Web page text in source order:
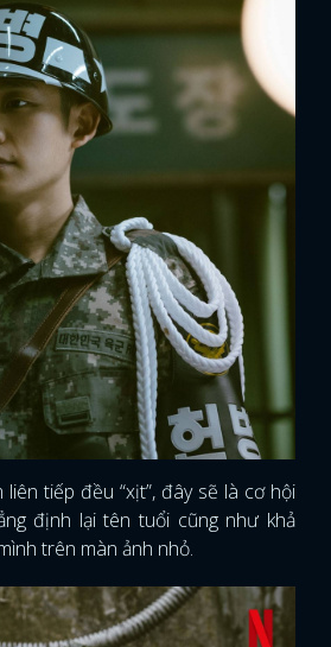
GOOGLE
liên tiếp đều “xịt”, đây sẽ là cơ hội
định lại tên tuổi cũng như khả
trên màn ảnh nhỏ.